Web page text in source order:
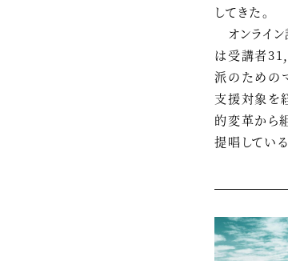
してきた。
オンライン
は受講者
派のための
支援対象を
的変革から
提唱している